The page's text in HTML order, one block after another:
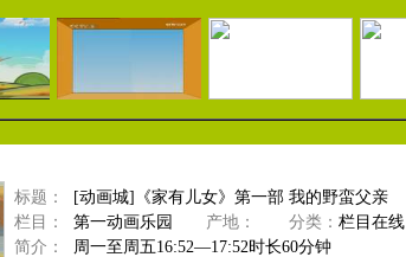
标题：
[动画城]《家有儿女》第一部 我的野蛮父亲
栏目：
第一动画乐园 产地： 分类： 栏目在线
简介：
周一至周五16:52—17:52时长60分钟